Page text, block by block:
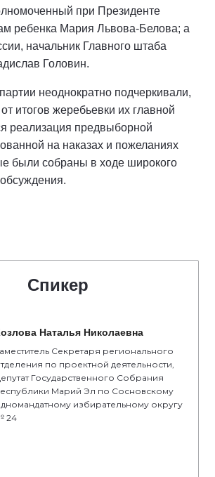
при Президенте
ребенка Мария Львова-Белова; а
начальник Главного штаба
Головин.
неоднократно подчеркивали,
итогов жеребьевки их главной
реализация предвыборной
на наказах и пожеланиях
были собраны в ходе широкого
Спикер
Наталья Николаевна
Секретаря регионального
по проектной деятельности,
Государственного Собрания
Марий Эл по Сосновскому
избирательному округу
24